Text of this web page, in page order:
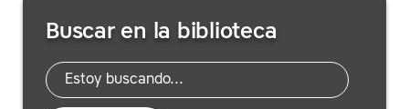
Buscar en la biblioteca
recursos